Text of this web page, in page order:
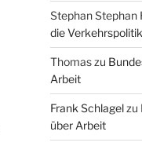
Stephan Stephan
die
Thomaszu
Arbeit
Frank Schlagelzu
über Arbeit